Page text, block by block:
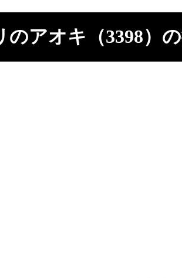
のアオキ（3398）